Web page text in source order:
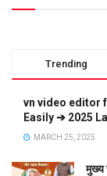
Trending
vn video editor
Easily ➔ 2025
MARCH 25, 2025
मुख्य